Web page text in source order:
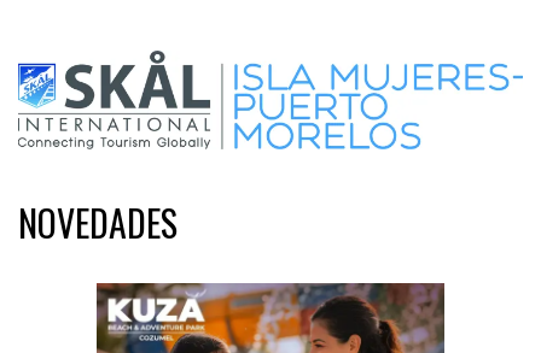
NOVEDADES